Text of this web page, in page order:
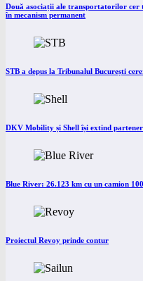
Două asociații ale transportatorilor cer
în mecanism permanent
STB a depus la Tribunalul București
DKV Mobility și Shell își extind
Blue River: 26.123 km cu un camion
Proiectul Revoy prinde contur